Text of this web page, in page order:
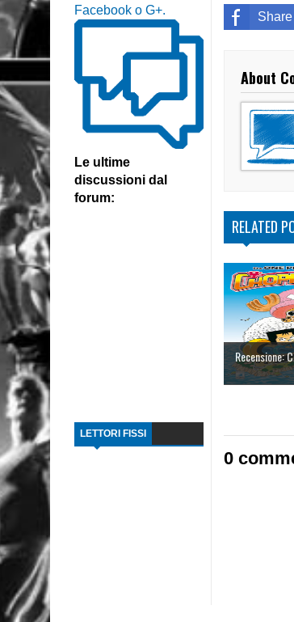
Facebook o G+.
Le ultime
discussioni dal
forum:
LETTORI FISSI
About
RELATED
Recensione:
0